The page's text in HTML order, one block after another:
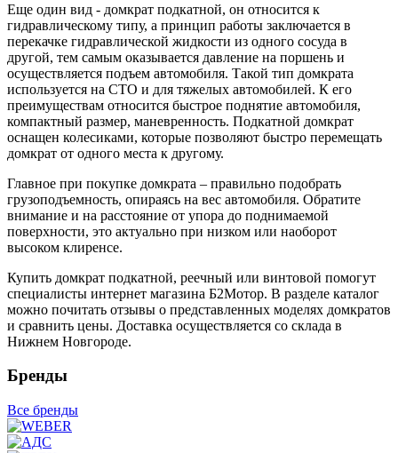
Еще один вид - домкрат подкатной, он относится к
гидравлическому типу, а принцип работы заключается в
перекачке гидравлической жидкости из одного сосуда в
другой, тем самым оказывается давление на поршень и
осуществляется подъем автомобиля. Такой тип домкрата
используется на СТО и для тяжелых автомобилей. К его
преимуществам относится быстрое поднятие автомобиля,
компактный размер, маневренность. Подкатной домкрат
оснащен колесиками, которые позволяют быстро перемещать
домкрат от одного места к другому.
Главное при покупке домкрата – правильно подобрать
грузоподъемность, опираясь на вес автомобиля. Обратите
внимание и на расстояние от упора до поднимаемой
поверхности, это актуально при низком или наоборот
высоком клиренсе.
Купить домкрат подкатной, реечный или винтовой помогут
специалисты интернет магазина Б2Мотор. В разделе каталог
можно почитать отзывы о представленных моделях домкратов
и сравнить цены. Доставка осуществляется со склада в
Нижнем Новгороде.
Бренды
Все бренды